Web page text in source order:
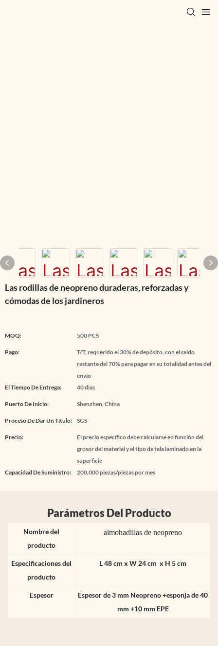
Las rodillas de neopreno duraderas, reforzadas y
cómodas de los jardineros
MOQ: 500 PCS
Pago:
T/T, requerido el 30% de depósito, con el saldo
restante del 70% para pagar en su totalidad antes del
envío
El Tiempo De Entrega:
40 días
Puerto De Inicio: Shenzhen, China
Proceso De Dar Un Título: SGS
Precio:
El precio específico debe calcularse en función del
grosor del material y el tipo de tela laminado en la
superficie
Capacidad De Suministro:
200,000 piezas/piezas por mes
Parámetros Del Producto
Nombre del
producto
almohadillas de neopreno
Especificaciones del
producto
L 48 cm x W 24 cm x H 5 cm
Espesor
Espesor de 3 mm Neopreno +esponja de 40
mm +10 mm EPE